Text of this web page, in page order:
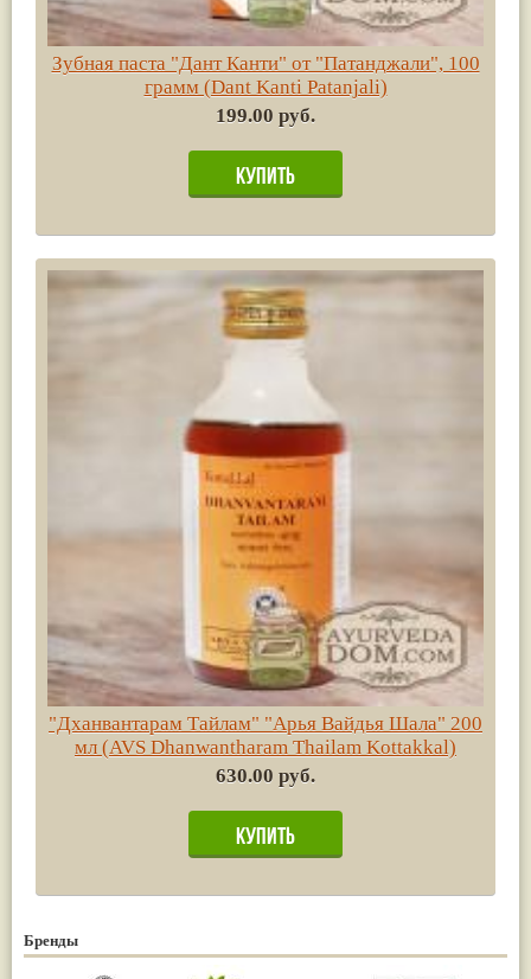
Зубная паста "Дант Канти" от "Патанджали", 100
грамм (Dant Kanti Patanjali)
199.00 руб.
"Дханвантарам Тайлам" "Арья Вайдья Шала" 200
мл (AVS Dhanwantharam Thailam Kottakkal)
630.00 руб.
Бренды